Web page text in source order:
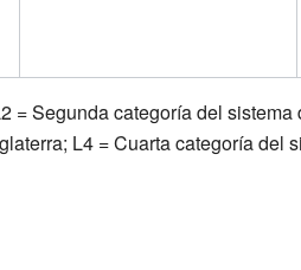
= Segunda categoría del
L4 = Cuarta categoría del